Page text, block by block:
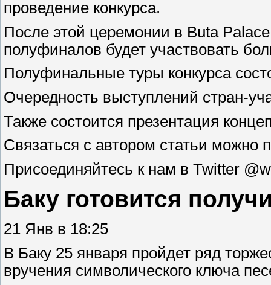
проведение конкурса.
После этой церемонии в Buta
полуфиналов будет участвовать
Полуфинальные туры конкурса
Очередность выступлений стран-
Также состоится презентация
Связаться с автором статьи можно
Присоединяйтесь к нам в Twitter
Баку готовится
21 Янв в 18:25
В Баку 25 января пройдет ряд
вручения символического ключа